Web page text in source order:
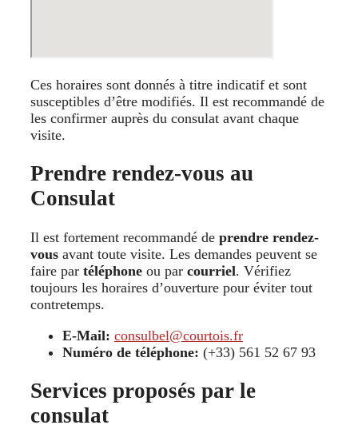
Ces horaires sont donnés à titre indicatif et sont
susceptibles d’être modifiés. Il est recommandé de
les confirmer auprès du consulat avant chaque
visite.
Prendre rendez-vous au
Consulat
Il est fortement recommandé de prendre rendez-
vous avant toute visite. Les demandes peuvent se
faire par téléphone ou par courriel. Vérifiez
toujours les horaires d’ouverture pour éviter tout
contretemps.
E-Mail: consulbel@courtois.fr
Numéro de téléphone: (+33) 561 52 67 93
Services proposés par le
consulat